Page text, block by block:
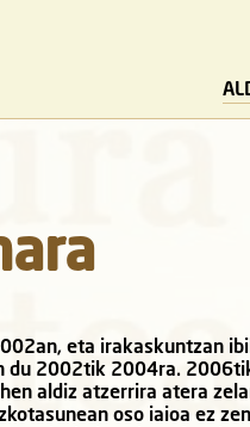
eta irakaskuntzan
du 2002tik 2004ra.
aldiz atzerrira atera
oso iaioa ez